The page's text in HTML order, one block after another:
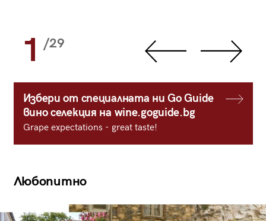
1 /29
Избери от специалната ни Go Guide
вино селекция на wine.goguide.bg
Grape expectations - great taste!
Любопитно